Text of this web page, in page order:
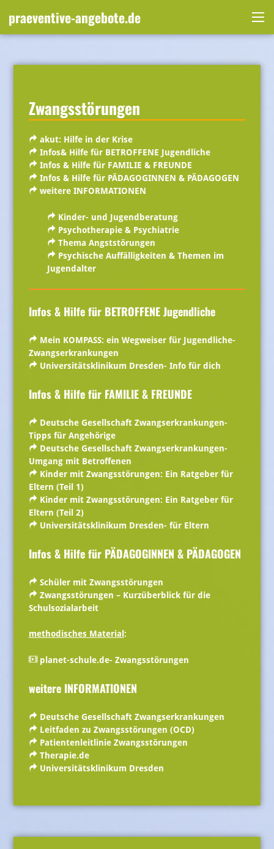
praeventive-angebote.de
Zwangsstörungen
akut: Hilfe in der Krise
Infos& Hilfe für BETROFFENE Jugendliche
Infos & Hilfe für FAMILIE & FREUNDE
Infos & Hilfe für PÄDAGOGINNEN & PÄDAGOGEN
weitere INFORMATIONEN
Kinder- und Jugendberatung
Psychotherapie & Psychiatrie
Thema Angststörungen
Psychische Auffälligkeiten & Themen im
Jugendalter
Infos & Hilfe für BETROFFENE Jugendliche
Mein KOMPASS: ein Wegweiser für Jugendliche-
Zwangserkrankungen
Universitätsklinikum Dresden- Info für dich
Infos & Hilfe für FAMILIE& FREUNDE
Deutsche Gesellschaft Zwangserkrankungen-
Tipps für Angehörige
Deutsche Gesellschaft Zwangserkrankungen-
Umgang mit Betroffenen
Kinder mit Zwangsstörungen: Ein Ratgeber für
Eltern (Teil 1)
Kinder mit Zwangsstörungen: Ein Ratgeber für
Eltern (Teil 2)
Universitätsklinikum Dresden- für Eltern
Infos & Hilfe für PÄDAGOGINNEN & PÄDAGOGEN
Schüler mit Zwangsstörungen
Zwangsstörungen – Kurzüberblick für die
Schulsozialarbeit
methodisches Material :
planet-schule.de- Zwangsstörungen
weitere INFORMATIONEN
Deutsche Gesellschaft Zwangserkrankungen
Leitfaden zu Zwangsstörungen (OCD)
Patientenleitlinie Zwangsstörungen
Therapie.de
Universitätsklinikum Dresden